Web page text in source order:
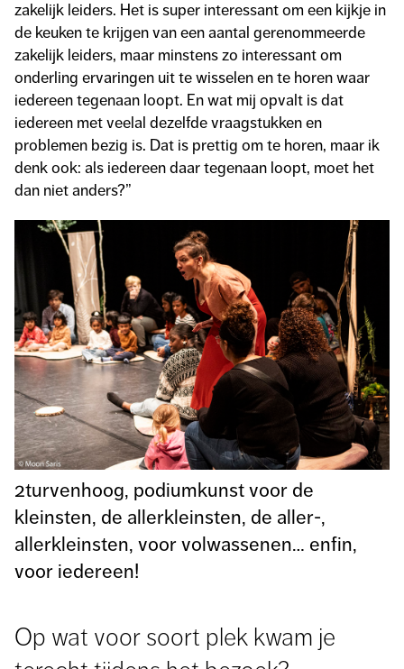
zakelijk leiders. Het is super interessant om een kijkje in
de keuken te krijgen van een aantal gerenommeerde
zakelijk leiders, maar minstens zo interessant om
onderling ervaringen uit te wisselen en te horen waar
iedereen tegenaan loopt. En wat mij opvalt is dat
iedereen met veelal dezelfde vraagstukken en
problemen bezig is. Dat is prettig om te horen, maar ik
denk ook: als iedereen daar tegenaan loopt, moet het
dan niet anders?”
2turvenhoog, podiumkunst voor de
kleinsten, de allerkleinsten, de aller-,
allerkleinsten, voor volwassenen… enfin,
voor iedereen!
Op wat voor soort plek kwam je